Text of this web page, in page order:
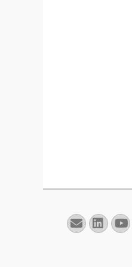
E-
mail